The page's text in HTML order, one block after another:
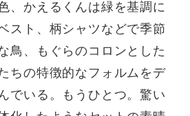
、かえるくんは緑を基調に
スト、柄シャツなどで季節
鳥、もぐらのコロンとした
ちの特徴的なフォルムをデ
でいる。もうひとつ。驚い